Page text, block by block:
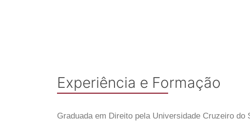
Experiência e Formação
Graduada em Direito pela Universidade Cruzeiro